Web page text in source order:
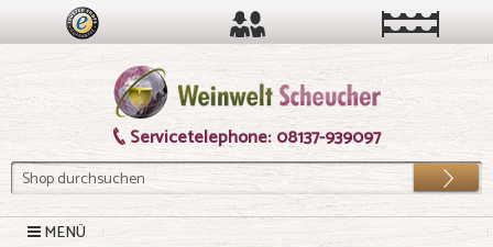
Servicetelephone: 08137-939097
Los
MENÜ